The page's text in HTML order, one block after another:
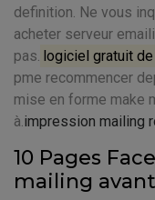
definition. Ne vous
acheter serveur
pas. logiciel gratuit
pme recommencer
mise en forme make
à.impression mailing
10 Pages
mailing